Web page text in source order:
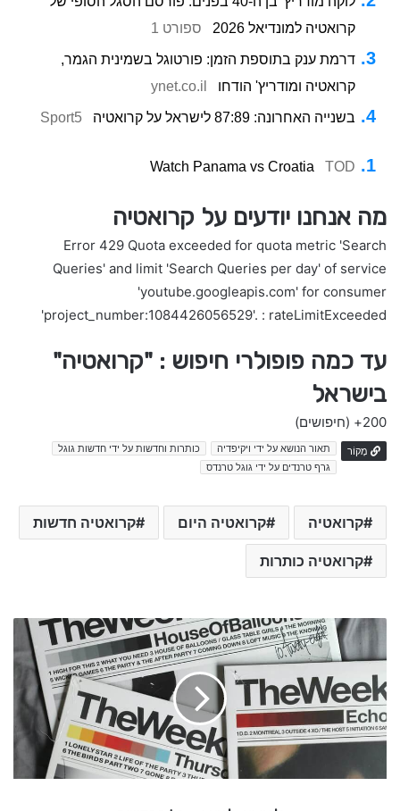
קרואטיה למונדיאל 2026
ספורט 1
דרמת ענק בתוספת הזמן: פורטוגל בשמינית הגמר,
קרואטיה ומודריץ' הודחו
ynet.co.il
בשנייה האחרונה: 87:89 לישראל על קרואטיה Sport5
Watch Panama vs Croatia TOD
מה אנחנו יודעים על קרואטיה
Error 429 Quota exceeded for quota metric 'Search
Queries' and limit 'Search Queries per day' of service
'youtube.googleapis.com' for consumer
'project_number:1084426056529'. : rateLimitExceeded
עד כמה פופולרי חיפוש : "קרואטיה"
בישראל
200+ (חיפושים)
מָקוֹר תאור הנושא על ידי ויקיפדיה
כותרות וחדשות על ידי חדשות גוגל
גרף טרנדים על ידי גוגל טרנדס
קרואטיה קרואטיה היום קרואטיה חדשות
קרואטיה כותרות
r
a
h
e
n
e